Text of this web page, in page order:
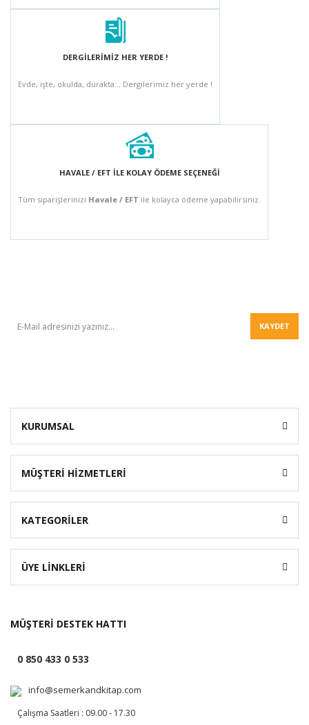
DERGİLERİMİZ HER YERDE !
Evde, işte, okulda, durakta... Dergilerimiz her yerde !
HAVALE / EFT İLE KOLAY ÖDEME SEÇENEĞİ
Tüm siparişlerinizi Havale / EFT ile kolayca ödeme yapabilirsiniz.
KAYDET
KURUMSAL
MÜŞTERİ HİZMETLERİ
KATEGORİLER
ÜYE LİNKLERİ
MÜŞTERİ DESTEK HATTI
0 850 433 0 533
info@semerkandkitap.com
Çalışma Saatleri : 09.00 - 17.30